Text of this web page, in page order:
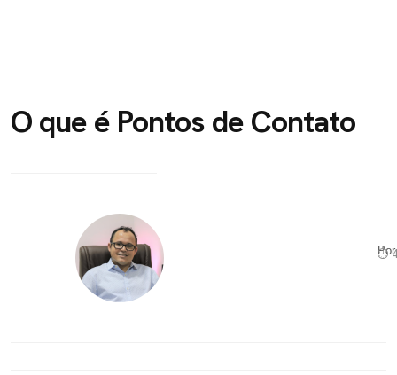
O que é Pontos de Contato
⏱